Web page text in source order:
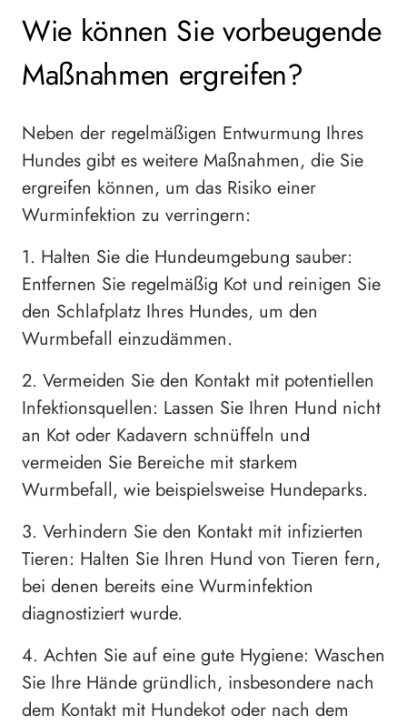
Wie können Sie vorbeugende
Maßnahmen ergreifen?
Neben der regelmäßigen Entwurmung Ihres
Hundes gibt es weitere Maßnahmen, die Sie
ergreifen können, um das Risiko einer
Wurminfektion zu verringern:
1. Halten Sie die Hundeumgebung sauber:
Entfernen Sie regelmäßig Kot und reinigen Sie
den Schlafplatz Ihres Hundes, um den
Wurmbefall einzudämmen.
2. Vermeiden Sie den Kontakt mit potentiellen
Infektionsquellen: Lassen Sie Ihren Hund nicht
an Kot oder Kadavern schnüffeln und
vermeiden Sie Bereiche mit starkem
Wurmbefall, wie beispielsweise Hundeparks.
3. Verhindern Sie den Kontakt mit infizierten
Tieren: Halten Sie Ihren Hund von Tieren fern,
bei denen bereits eine Wurminfektion
diagnostiziert wurde.
4. Achten Sie auf eine gute Hygiene: Waschen
Sie Ihre Hände gründlich, insbesondere nach
dem Kontakt mit Hundekot oder nach dem